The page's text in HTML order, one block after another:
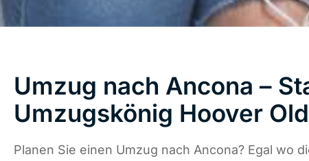
Umzug nach Ancona –
Umzugskönig Hoover
Planen Sie einen Umzug nach Ancona? Egal wo